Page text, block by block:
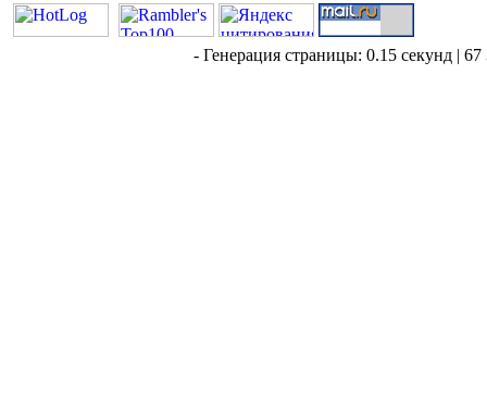
- Генерация страницы: 0.15 секунд |